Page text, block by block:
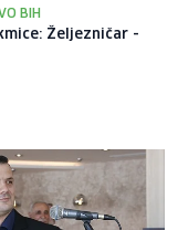
BIH
Željezničar -